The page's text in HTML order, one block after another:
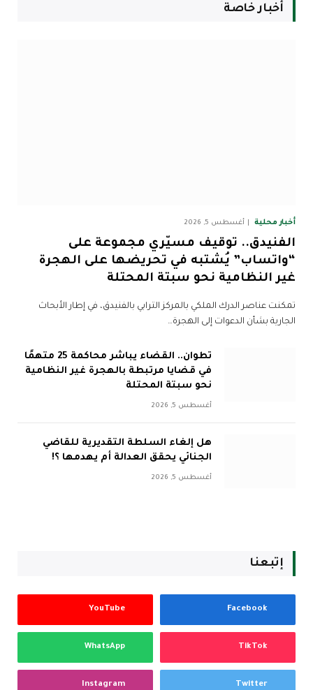
أخبار خاصة
أخبار محلية أغسطس 5, 2026
الفنيدق.. توقيف مسيّري مجموعة على
“واتساب” يُشتبه في تحريضها على الهجرة
غير النظامية نحو سبتة المحتلة
تمكنت عناصر الدرك الملكي بالمركز الترابي بالفنيدق، في إطار الأبحاث
الجارية بشأن الدعوات إلى الهجرة…
تطوان.. القضاء يباشر محاكمة 25 متهمًا
في قضايا مرتبطة بالهجرة غير النظامية
نحو سبتة المحتلة
أغسطس 5, 2026
هل إلغاء السلطة التقديرية للقاضي
الجنائي يحقق العدالة أم يهدمها ؟!
أغسطس 5, 2026
إتبعنا
Facebook
YouTube
TikTok
WhatsApp
Twitter
Instagram